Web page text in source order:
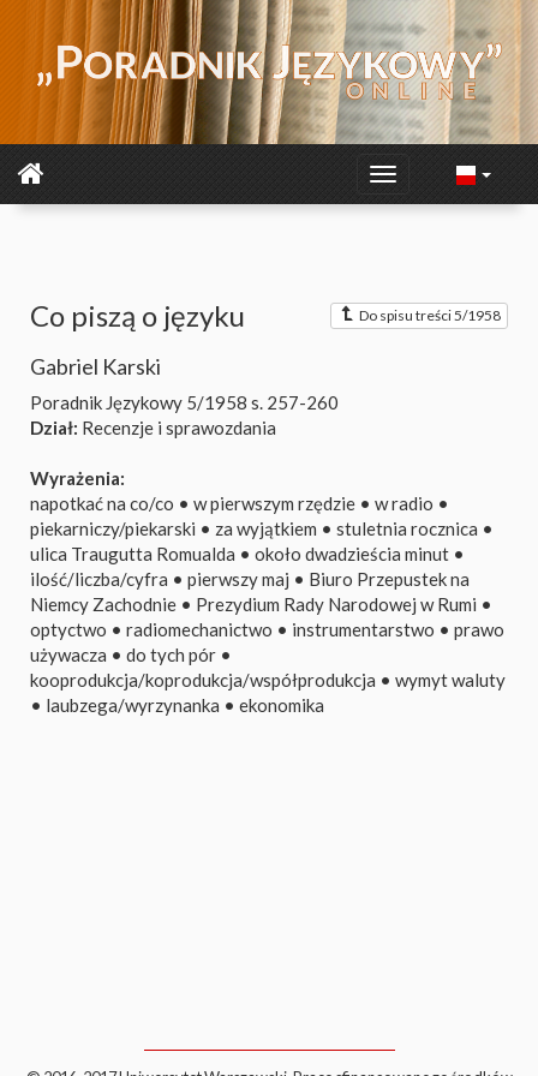
Do spisu treści 5/1958
Co piszą o języku
Gabriel Karski
Poradnik Językowy 5/1958 s. 257-260
Dział: Recenzje i sprawozdania
Wyrażenia:
napotkać na co/co • w pierwszym rzędzie • w radio •
piekarniczy/piekarski • za wyjątkiem • stuletnia rocznica •
ulica Traugutta Romualda • około dwadzieścia minut •
ilość/liczba/cyfra • pierwszy maj • Biuro Przepustek na
Niemcy Zachodnie • Prezydium Rady Narodowej w Rumi •
optyctwo • radiomechanictwo • instrumentarstwo • prawo
używacza • do tych pór •
kooprodukcja/koprodukcja/współprodukcja • wymyt waluty
• laubzega/wyrzynanka • ekonomika